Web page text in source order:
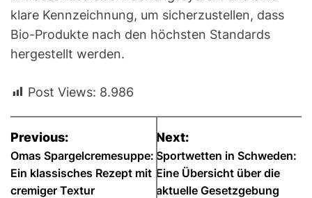
klare Kennzeichnung, um sicherzustellen, dass
Bio-Produkte nach den höchsten Standards
hergestellt werden.
Post Views: 8.986
B
e
i
Previous:
Omas Spargelcremesuppe:
Ein klassisches Rezept mit
cremiger Textur
Next:
Sportwetten in Schweden:
Eine Übersicht über die
aktuelle Gesetzgebung